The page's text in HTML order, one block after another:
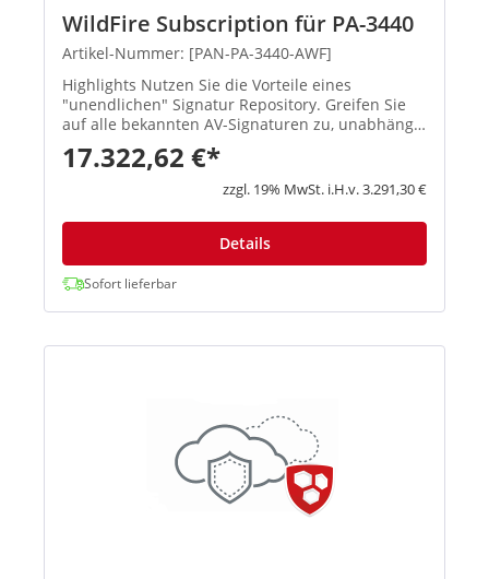
WildFire Subscription für PA-3440
Artikel-Nummer: [PAN-PA-3440-AWF]
Highlights Nutzen Sie die Vorteile eines
"unendlichen" Signatur Repository. Greifen Sie
auf alle bekannten AV-Signaturen zu, unabhängig
davon, ob die Bedrohung gestern oder vor 10
Jahren, mit Echtzeit-Signatursuche Eliminieren
17.322,62 €*
zzgl. 19% MwSt. i.H.v. 3.291,30 €
Details
Sofort lieferbar